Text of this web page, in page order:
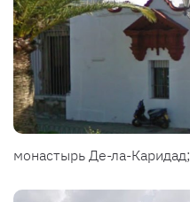
монастырь Де-ла-Каридад;